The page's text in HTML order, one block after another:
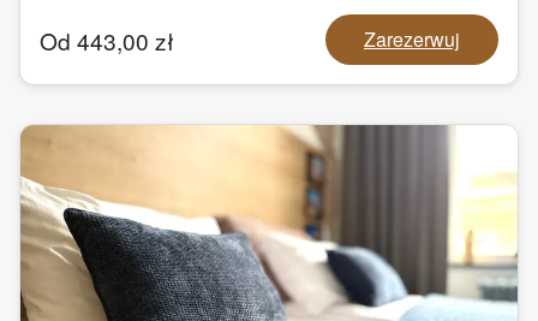
Od 443,00 zł Zarezerwuj